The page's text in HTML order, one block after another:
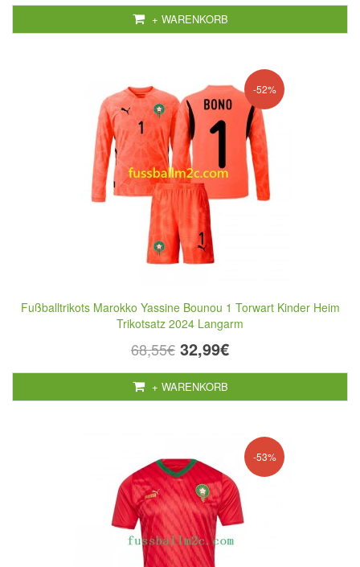
+ WARENKORB
-52%
Fußballtrikots Marokko Yassine Bounou 1 Torwart Kinder Heim
Trikotsatz 2024 Langarm
68,55€ 32,99€
+ WARENKORB
-53%